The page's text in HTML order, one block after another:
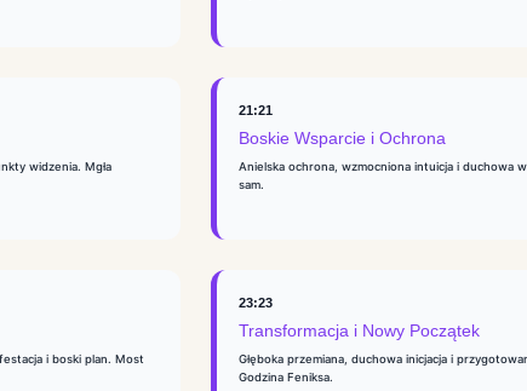
widzenia. Mgła
21:21
Boskie Wsparcie i Ochrona
Anielska ochrona, wzmocniona intuicja i duchowa
sam.
i boski plan. Most
23:23
Transformacja i Nowy Początek
Głęboka przemiana, duchowa inicjacja i
Godzina Feniksa.